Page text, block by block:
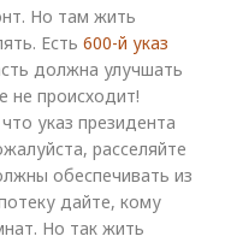
Но там жить
Есть 600-й указ
должна улучшать
не происходит!
указ президента
расселяйте
обеспечивать из
дайте, кому
Но так жить